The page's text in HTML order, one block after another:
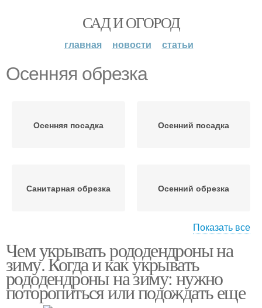
САД И ОГОРОД
главная новости статьи
Осенняя обрезка
Осенняя посадка Осенний посадка
Санитарная обрезка Осенний обрезка
Обрезки по регионам
обрезки
Показать все
Чем укрывать рододендроны на
зиму. Когда и как укрывать
рододендроны на зиму: нужно
поторопиться или подождать еще